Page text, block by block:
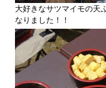
大好きなサツマイモの天
なりました！！